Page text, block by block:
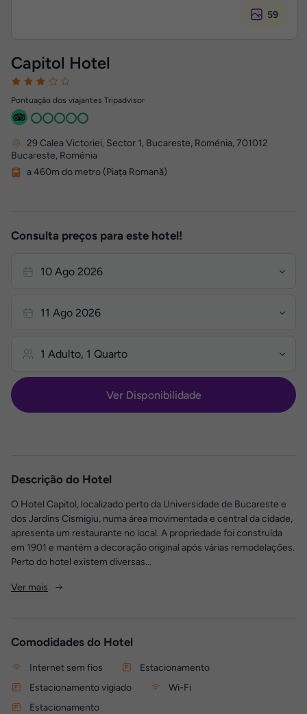
59
Capitol Hotel
Pontuação dos viajantes Tripadvisor
29 Calea Victoriei, Sector 1, Bucareste, Roménia,701012
Bucareste, Roménia
a 460m do metro (Piața Romană)
Consulta preços para este hotel!
Ver Disponibilidade
Descrição do Hotel
O Hotel Capitol, localizado perto da Universidade de Bucareste e
dos Jardins Cismigiu, numa área movimentada e central da cidade,
apresenta um restaurante no local. A propriedade foi construída
em 1901 e mantém a decoração original após várias remodelações.
Perto do hotel existem diversas...
Ver mais
Comodidades do Hotel
Internet sem fios
Estacionamento
Estacionamento vigiado
Wi-Fi
Estacionamento